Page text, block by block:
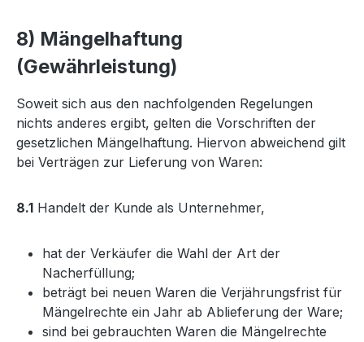
8) Mängelhaftung
(Gewährleistung)
Soweit sich aus den nachfolgenden Regelungen
nichts anderes ergibt, gelten die Vorschriften der
gesetzlichen Mängelhaftung. Hiervon abweichend gilt
bei Verträgen zur Lieferung von Waren:
8.1 Handelt der Kunde als Unternehmer,
hat der Verkäufer die Wahl der Art der
Nacherfüllung;
beträgt bei neuen Waren die Verjährungsfrist für
Mängelrechte ein Jahr ab Ablieferung der Ware;
sind bei gebrauchten Waren die Mängelrechte